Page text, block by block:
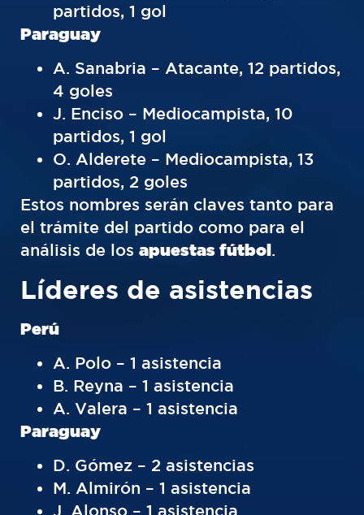
partidos, 1 gol
Paraguay
A. Sanabria – Atacante, 12 partidos,
4 goles
J. Enciso – Mediocampista, 10
partidos, 1 gol
O. Alderete – Mediocampista, 13
partidos, 2 goles
Estos nombres serán claves tanto para
el trámite del partido como para el
análisis de los apuestas fútbol.
Líderes de asistencias
Perú
A. Polo – 1 asistencia
B. Reyna – 1 asistencia
A. Valera – 1 asistencia
Paraguay
D. Gómez – 2 asistencias
M. Almirón – 1 asistencia
J. Alonso – 1 asistencia